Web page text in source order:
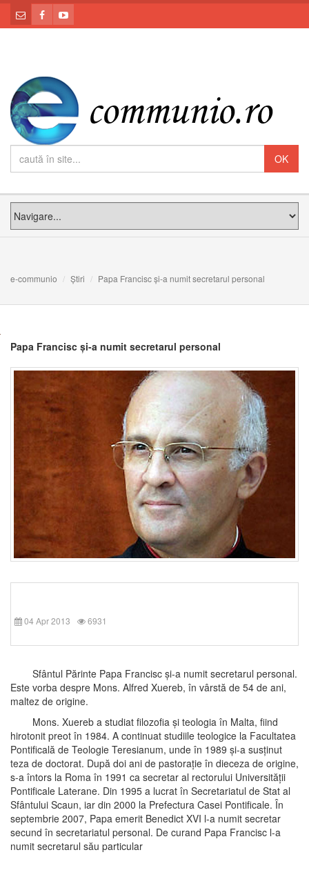
e-communio Știri Papa Francisc și-a numit secretarul personal
Papa Francisc și-a numit secretarul personal
04 Apr 2013 6931
Sfântul Părinte Papa Francisc și-a numit secretarul personal.
Este vorba despre Mons. Alfred Xuereb, în vârstă de 54 de ani,
maltez de origine.
Mons. Xuereb a studiat filozofia și teologia în Malta, fiind
hirotonit preot în 1984. A continuat studiile teologice la Facultatea
Pontificală de Teologie Teresianum, unde în 1989 și-a susținut
teza de doctorat. După doi ani de pastorație în dieceza de origine,
s-a întors la Roma în 1991 ca secretar al rectorului Universității
Pontificale Laterane. Din 1995 a lucrat în Secretariatul de Stat al
Sfântului Scaun, iar din 2000 la Prefectura Casei Pontificale. În
septembrie 2007, Papa emerit Benedict XVI l-a numit secretar
secund în secretariatul personal. De curand Papa Francisc l-a
numit secretarul său particular